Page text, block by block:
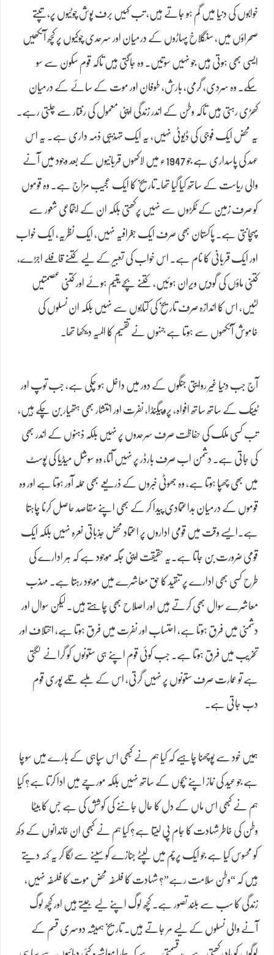
خوابوں کی دنیا میں گم ہو جاتے ہیں، تب کہیں برف پوش چوٹیوں پر، تپتے
صحراؤں میں، سنگلاخ پہاڑوں کے درمیان اور سرحدی چوکیوں پر کچھ آنکھیں
ایسی بھی ہوتی ہیں جو نہیں سوتیں۔ وہ جاگتی ہیں تاکہ قوم سکون سے سو
سکے۔ وہ سردی، گرمی، بارش، طوفان اور موت کے سائے کے درمیان
کھڑی رہتی ہیں تاکہ وطن کے اندر زندگی اپنی معمول کی رفتار سے چلتی رہے۔
یہ محض ایک فوجی کی ڈیوٹی نہیں، یہ ایک تہذیبی ذمہ داری ہے۔ یہ اس
عہد کی پاسداری ہے جو 1947ء میں لاکھوں قربانیوں کے بعد وجود میں آنے
والی ریاست کے ساتھ کیا گیا تھا۔تاریخ کا ایک عجیب مزاج ہے۔ وہ قوموں
کو صرف زمین کے ٹکڑوں سے نہیں پرکھتی بلکہ ان کے اجتماعی شعور سے
پہچانتی ہے۔ پاکستان بھی صرف ایک جغرافیہ نہیں، ایک نظریہ، ایک خواب
اور ایک قربانی کا نام ہے۔ اس خواب کی تعبیر کے لیے کتنے قافلے اجڑے،
کتنی ماؤں کی گودیں ویران ہوئیں، کتنے بچے یتیم ہوئے اور کتنی عصمتیں
لٹیں، اس کا اندازہ صرف تاریخ کی کتابوں سے نہیں بلکہ ان نسلوں کی
خاموش آنکھوں سے ہوتا ہے جنہوں نے تقسیم کا المیہ دیکھا تھا۔
آج جب دنیا غیر روایتی جنگوں کے دور میں داخل ہو چکی ہے، جب توپ اور
ٹینک کے ساتھ ساتھ افواہ، پروپیگنڈا، نفرت اور انتشار بھی ہتھیار بن چکے ہیں،
تب کسی ملک کی حفاظت صرف سرحدوں پر نہیں بلکہ ذہنوں کے اندر بھی
کی جاتی ہے۔ دشمن اب صرف بارڈر پر نہیں آتا، وہ سوشل میڈیا کی پوسٹ
میں بھی چھپا ہوتا ہے، وہ جھوٹی خبروں کے ذریعے بھی حملہ آور ہوتا ہے اور وہ
قوموں کے درمیان بداعتمادی پیدا کر کے بھی اپنے مقاصد حاصل کرنا چاہتا
ہے۔ایسے وقت میں قومی اداروں پر اعتماد محض جذباتی نعرہ نہیں بلکہ ایک
قومی ضرورت بن جاتا ہے۔یہ حقیقت اپنی جگہ موجود ہے کہ ہر ادارے کی
طرح کسی بھی ادارے پر تنقید کا حق معاشرے میں موجود رہتا ہے۔ مہذب
معاشرے سوال بھی کرتے ہیں اور اصلاح بھی چاہتے ہیں۔ لیکن سوال اور
دشمنی میں فرق ہوتا ہے، احتساب اور نفرت میں فرق ہوتا ہے، اختلاف اور
تخریب میں فرق ہوتا ہے۔ جب کوئی قوم اپنے ہی ستونوں کو گرانے لگتی
ہے تو عمارت صرف ستونوں پر نہیں گرتی، اس کے ملبے تلے پوری قوم
دب جاتی ہے۔
ہمیں خود سے پوچھنا چاہیے کہ کیا ہم نے کبھی اس سپاہی کے بارے میں سوچا
ہے جو عید کی نماز اپنے بچوں کے ساتھ نہیں بلکہ مورچے میں ادا کرتا ہے؟ کیا
ہم نے کبھی اس ماں کے دل کا حال جاننے کی کوشش کی ہے جس کا بیٹا
وطن کی خاطر شہادت کا جام پی لیتا ہے؟ کیا ہم نے کبھی ان خاندانوں کے دکھ
کو محسوس کیا ہے جو ایک پرچم میں لپٹے جنازے کو سینے سے لگا کر یہ کہہ دیتے
ہیں کہ “وطن سلامت رہے”؟ شہادت کا فلسفہ محض موت کا فلسفہ نہیں،
زندگی کا سب سے بلند تصور ہے۔ کچھ لوگ اپنے لیے جیتے ہیں اور کچھ لوگ
آنے والی نسلوں کے لیے مر جاتے ہیں۔ تاریخ ہمیشہ دوسری قسم کے
لوگوں کو یاد رکھتی ہے۔بدقسمتی یہ ہے کہ ہمارا معاشرہ کئی دہائیوں سے سیاسی